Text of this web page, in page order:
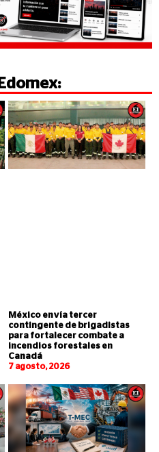
Edomex:
México envía tercer
contingente de brigadistas
para fortalecer combate a
incendios forestales en
Canadá
7 agosto, 2026